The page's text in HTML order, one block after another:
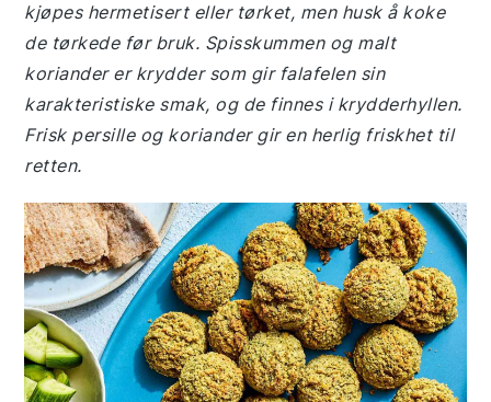
kjøpes hermetisert eller tørket, men husk å koke
de tørkede før bruk. Spisskummen og malt
koriander er krydder som gir falafelen sin
karakteristiske smak, og de finnes i krydderhyllen.
Frisk persille og koriander gir en herlig friskhet til
retten.